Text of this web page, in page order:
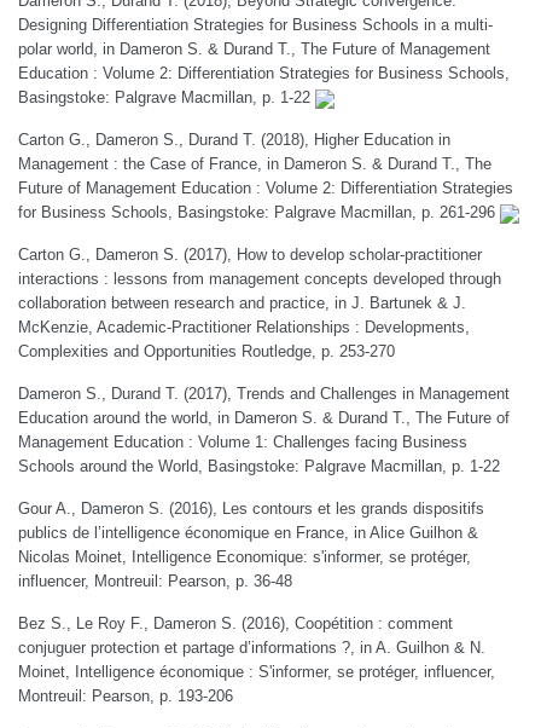
Designing Differentiation Strategies for Business Schools in a multi-
polar world, in Dameron S. & Durand T., The Future of Management
Education : Volume 2: Differentiation Strategies for Business Schools,
Basingstoke: Palgrave Macmillan, p. 1-22
Carton G., Dameron S., Durand T. (2018), Higher Education in
Management : the Case of France, in Dameron S. & Durand T., The
Future of Management Education : Volume 2: Differentiation Strategies
for Business Schools, Basingstoke: Palgrave Macmillan, p. 261-296
Carton G., Dameron S. (2017), How to develop scholar-practitioner
interactions : lessons from management concepts developed through
collaboration between research and practice, in J. Bartunek & J.
McKenzie, Academic-Practitioner Relationships : Developments,
Complexities and Opportunities Routledge, p. 253-270
Dameron S., Durand T. (2017), Trends and Challenges in Management
Education around the world, in Dameron S. & Durand T., The Future of
Management Education : Volume 1: Challenges facing Business
Schools around the World, Basingstoke: Palgrave Macmillan, p. 1-22
Gour A., Dameron S. (2016), Les contours et les grands dispositifs
publics de l’intelligence économique en France, in Alice Guilhon &
Nicolas Moinet, Intelligence Economique: s'informer, se protéger,
influencer, Montreuil: Pearson, p. 36-48
Bez S., Le Roy F., Dameron S. (2016), Coopétition : comment
conjuguer protection et partage d’informations ?, in A. Guilhon & N.
Moinet, Intelligence économique : S'informer, se protéger, influencer,
Montreuil: Pearson, p. 193-206